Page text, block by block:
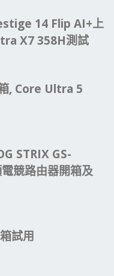
14 Flip AI+上
X7 358H測試
, Core Ultra 5
STRIX GS-
競路由器開箱及
試用